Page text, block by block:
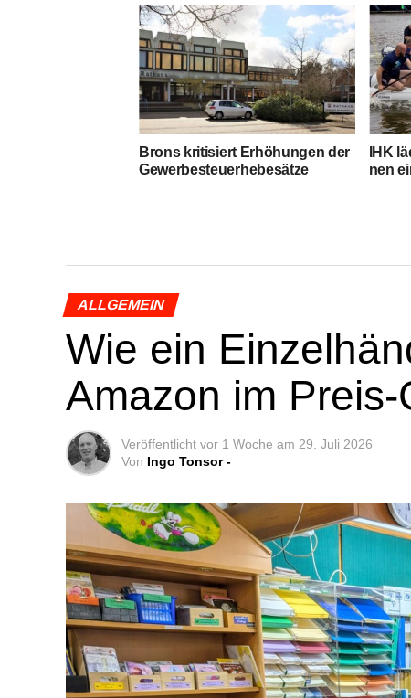
Brons kri­ti­siert Erhö­hun­gen der
Gewerbesteuerhebesätze
IHK
nen
ALLGEMEIN
Wie ein
Ama­zon im
Veröffentlicht vor 1 Woche am 29. Juli 2026
Von Ingo Tonsor -